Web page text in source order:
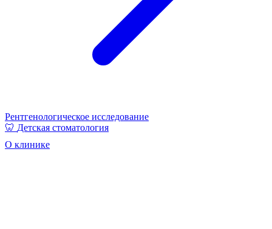
Рентгенологическое исследование
🦷 Детская стоматология
О клинике